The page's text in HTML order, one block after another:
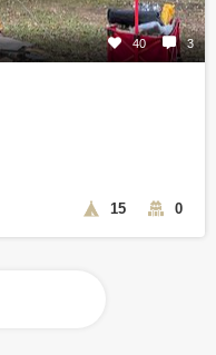
40 3
15 0